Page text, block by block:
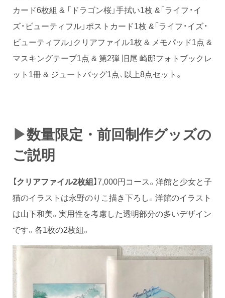
カード6枚組 & 「ドラゴン桜」手拭い1枚 &「ライフ・イ
ズ・ビューティフル」ポストカード1枚 &「ライフ・イズ・
ビューティフル」クリアファイル1枚 & メモパッド1点 &
マスキングテープ1点 & 第2弾 旧尾 崎邸フォトブックレ
ット1冊 & ジュートバッグ1点、以上8点セット。
▶数︎量限定・前回制作グッズの
ご説明
【クリアファイル2枚組】7,000円コース。洋館と少女と子
猫のイラストは永野のりこ描き下ろし。洋館のイラスト
は山下和美。実用性を考慮した透明部分の多いデザイン
です。各1枚の2枚組。